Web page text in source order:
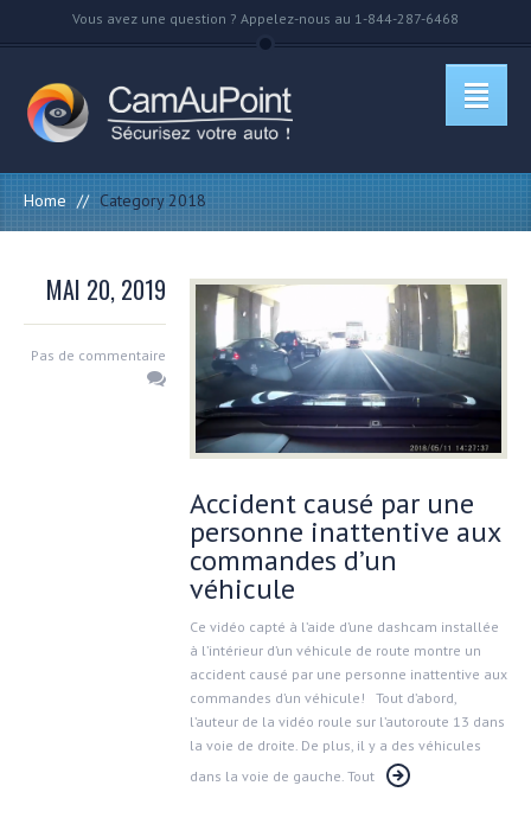
Vous avez une question ? Appelez-nous au 1-844-287-6468
Home // Category 2018
MAI 20, 2019
Pas de commentaire
Accident causé par une
personne inattentive aux
commandes d’un
véhicule
Ce vidéo capté à l’aide d’une dashcam installée
à l’intérieur d’un véhicule de route montre un
accident causé par une personne inattentive aux
commandes d’un véhicule! Tout d’abord,
l’auteur de la vidéo roule sur l’autoroute 13 dans
la voie de droite. De plus, il y a des véhicules
dans la voie de gauche. Tout